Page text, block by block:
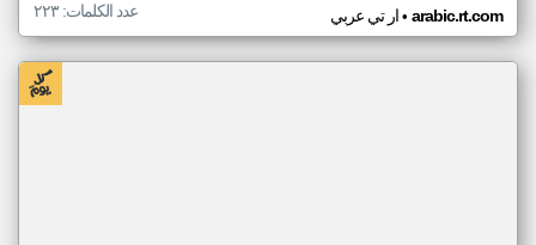
ار تي عربي• arabic.rt.com عدد الكلمات: ٢٢٣